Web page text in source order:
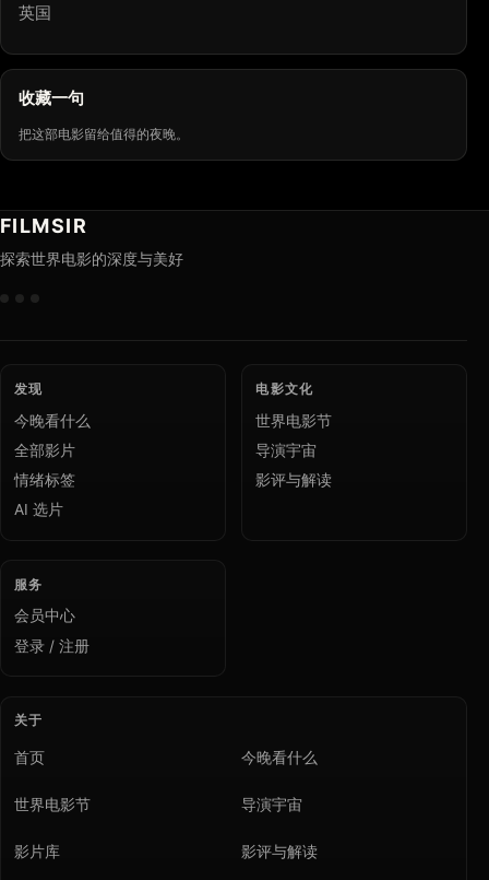
英国
收藏一句
把这部电影留给值得的夜晚。
FILMSIR
探索世界电影的深度与美好
发现
今晚看什么
全部影片
情绪标签
AI 选片
电影文化
世界电影节
导演宇宙
影评与解读
服务
会员中心
登录 / 注册
关于
首页 今晚看什么
世界电影节 导演宇宙
影片库 影评与解读